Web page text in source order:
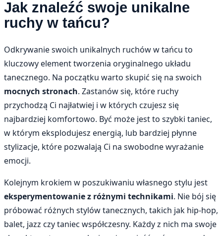
Jak znaleźć swoje unikalne
ruchy w tańcu?
Odkrywanie swoich unikalnych ruchów w tańcu to
kluczowy element tworzenia oryginalnego układu
tanecznego. Na początku warto skupić się na swoich
mocnych stronach. Zastanów się, które ruchy
przychodzą Ci najłatwiej i w których czujesz się
najbardziej komfortowo. Być może jest to szybki taniec,
w którym eksplodujesz energią, lub bardziej płynne
stylizacje, które pozwalają Ci na swobodne wyrażanie
emocji.
Kolejnym krokiem w poszukiwaniu własnego stylu jest
eksperymentowanie z różnymi technikami. Nie bój się
próbować różnych stylów tanecznych, takich jak hip-hop,
balet, jazz czy taniec współczesny. Każdy z nich ma swoje